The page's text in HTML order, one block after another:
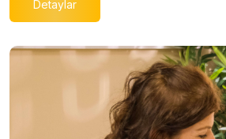
Detaylar